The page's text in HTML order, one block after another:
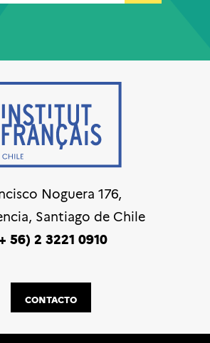
Noguera 176,
Santiago de Chile
56) 2 3221 0910
CONTACTO